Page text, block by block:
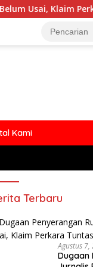
Perkara Tuntas
Kami
Terbaru
Agustus 7,
Dugaan